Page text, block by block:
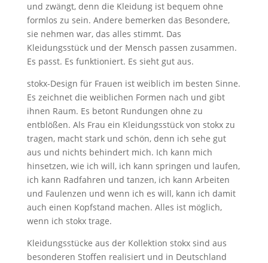
und zwängt, denn die Kleidung ist bequem ohne
formlos zu sein. Andere bemerken das Besondere,
sie nehmen war, das alles stimmt. Das
Kleidungsstück und der Mensch passen zusammen.
Es passt. Es funktioniert. Es sieht gut aus.
stokx-Design für Frauen ist weiblich im besten Sinne.
Es zeichnet die weiblichen Formen nach und gibt
ihnen Raum. Es betont Rundungen ohne zu
entblößen. Als Frau ein Kleidungsstück von stokx zu
tragen, macht stark und schön, denn ich sehe gut
aus und nichts behindert mich. Ich kann mich
hinsetzen, wie ich will, ich kann springen und laufen,
ich kann Radfahren und tanzen, ich kann Arbeiten
und Faulenzen und wenn ich es will, kann ich damit
auch einen Kopfstand machen. Alles ist möglich,
wenn ich stokx trage.
Kleidungsstücke aus der Kollektion stokx sind aus
besonderen Stoffen realisiert und in Deutschland